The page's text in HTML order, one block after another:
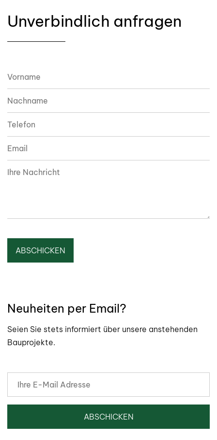
Unverbindlich anfragen
Neuheiten per Email?
Seien Sie stets informiert über unsere anstehenden
Bauprojekte.